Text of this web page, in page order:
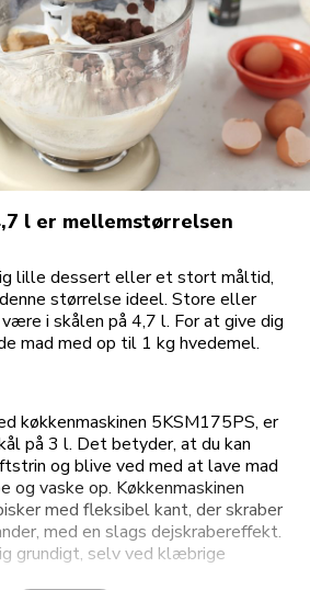
l er mellemstørrelsen
lille dessert eller et stort måltid,
størrelse ideel. Store eller
i skålen på 4,7 l. For at give dig
mad med op til 1 kg hvedemel.
køkkenmaskinen 5KSM175PS, er
på 3 l. Det betyder, at du kan
og blive ved med at lave mad
og vaske op. Køkkenmaskinen
med fleksibel kant, der skraber
med en slags dejskrabereffekt.
grundigt, selv ved klæbrige